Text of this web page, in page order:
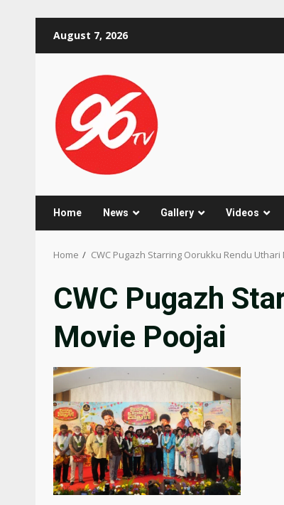
August 7, 2026
Home News Gallery Videos
Home CWC Pugazh Starring Oorukku Rendu Uthari
CWC Pugazh
Movie Poojai